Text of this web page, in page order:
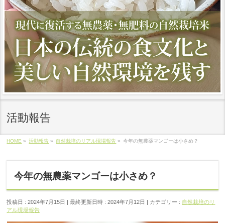
活動報告
HOME » 活動報告 » 自然栽培のリアル現場報告 » 今年の無農薬マンゴーは小さめ？
今年の無農薬マンゴーは小さめ？
投稿日 : 2024年7月15日 最終更新日時 : 2024年7月12日 カテゴリー : 自然栽培のリ
アル現場報告